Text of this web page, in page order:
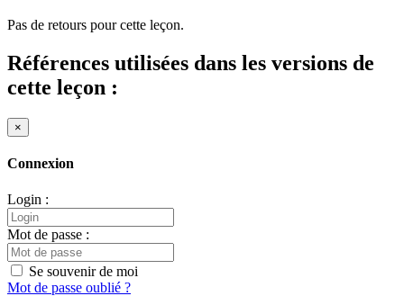
Pas de retours pour cette leçon.
Références utilisées dans les versions de
cette leçon :
×
Connexion
Login :
Mot de passe :
Se souvenir de moi
Mot de passe oublié ?